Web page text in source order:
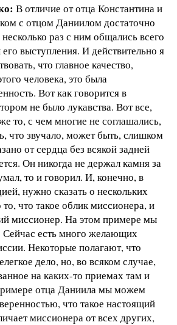
В отличие от отца Константина и
с отцом Даниилом достаточно
раз с ним общались всего
выступления. И действительно я
что главное качество,
человека, это была
Вот как говорится в
не было лукавства. Вот все,
то, с чем многие не соглашались,
что звучало, может быть, слишком
от сердца без всякой задней
Он никогда не держал камня за
то и говорил. И, конечно, в
нужно сказать о нескольких
что такое облик миссионера, и
миссионер. На этом примере мы
есть много желающих
Некоторые полагают, что
дело, но, во всяком случае,
на каких-то приемах там и
отца Даниила мы можем
что такое настоящий
миссионера от всех других,